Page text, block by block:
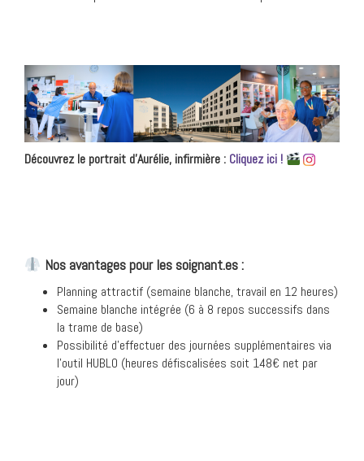
Découvrez le portrait d’Aurélie, infirmière : Cliquez ici !
Nos avantages pour les soignant.es :
Planning attractif (semaine blanche, travail en 12 heures)
Semaine blanche intégrée (6 à 8 repos successifs dans
la trame de base)
Possibilité d’effectuer des journées supplémentaires via
l’outil HUBLO (heures défiscalisées soit 148€ net par
jour)